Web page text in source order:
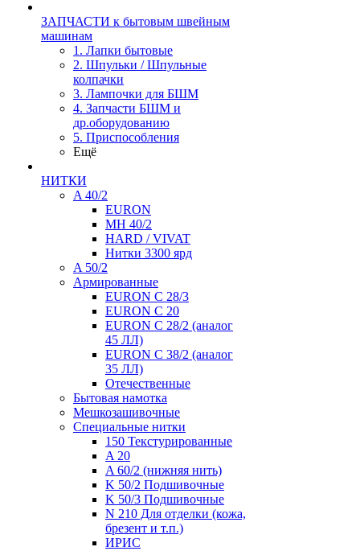
ЗАПЧАСТИ к бытовым швейным
машинам
1. Лапки бытовые
2. Шпульки / Шпульные
колпачки
3. Лампочки для БШМ
4. Запчасти БШМ и
др.оборудованию
5. Приспособления
Ещё
НИТКИ
A 40/2
EURON
MH 40/2
HARD / VIVAT
Нитки 3300 ярд
A 50/2
Армированные
EURON C 28/3
EURON C 20
EURON C 28/2 (аналог
45 ЛЛ)
EURON C 38/2 (аналог
35 ЛЛ)
Отечественные
Бытовая намотка
Мешкозашивочные
Специальные нитки
150 Текстурированные
A 20
A 60/2 (нижняя нить)
K 50/2 Подшивочные
K 50/3 Подшивочные
N 210 Для отделки (кожа,
брезент и т.п.)
ИРИС